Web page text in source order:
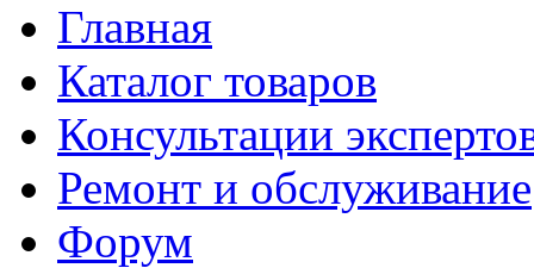
Главная
Каталог товаров
Консультации
Ремонт и обслуживание
Форум